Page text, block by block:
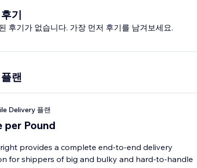
기
후기가 없습니다. 가장 먼저 후기를 남겨보세요.
랜
Delivery 플랜
per Pound
provides a complete end-to-end delivery
for shippers of big and bulky and hard-to-handle